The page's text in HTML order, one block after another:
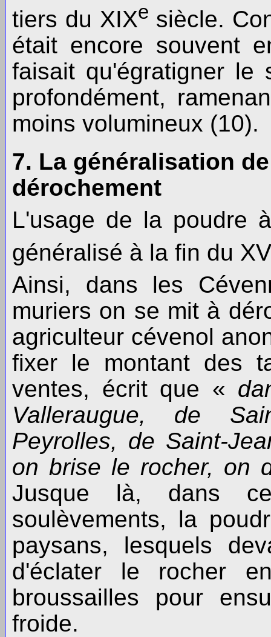
tiers du XIXe siècle.
était encore souvent
faisait qu'égratigner le
profondément,
moins volumineux (10).
7. La généralisation
dérochement
L'usage de la poudre
généralisé à la fin du
Ainsi, dans les
muriers on se mit à
agriculteur cévenol
fixer le montant des
ventes, écrit que «
Valleraugue, de
Peyrolles, de Saint-
on brise le rocher, on
Jusque là, dans
soulèvements, la
paysans, lesquels
d'éclater le rocher
broussailles pour
froide.